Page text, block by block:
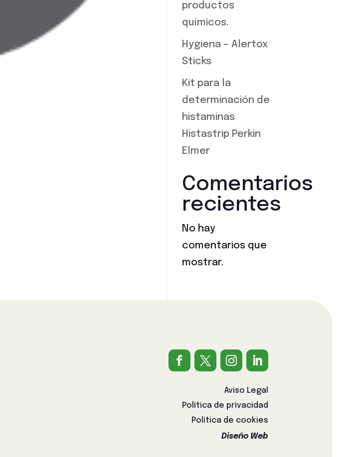
productos
químicos.
Hygiena – Alertox
Sticks
Kit para la
determinación de
histaminas
Histastrip Perkin
Elmer
Comentarios
recientes
No hay
comentarios que
mostrar.
Aviso Legal
Política de privacidad
Política de cookies
Diseño Web